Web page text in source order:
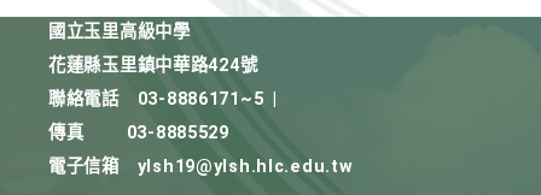
國立玉里高級中學
花蓮縣玉里鎮中華路424號
聯絡電話
03-8886171~5
傳真
03-8885529
電子信箱
ylsh19@ylsh.hlc.edu.tw